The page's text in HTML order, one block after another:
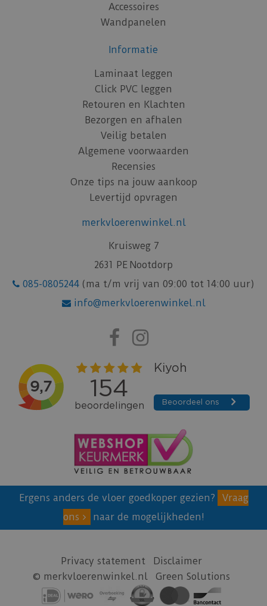
Accessoires
Wandpanelen
Informatie
Laminaat leggen
Click PVC leggen
Retouren en Klachten
Bezorgen en afhalen
Veilig betalen
Algemene voorwaarden
Recensies
Onze tips na jouw aankoop
Levertijd opvragen
merkvloerenwinkel.nl
Kruisweg 7
2631 PE Nootdorp
085-0805244 (ma t/m vrij van 09:00 tot 14:00 uur)
info@merkvloerenwinkel.nl
Ergens anders de vloer goedkoper gezien?
Vraag
ons
naar de mogelijkheden!
Privacy statement
Disclaimer
© merkvloerenwinkel.nl
Green Solutions